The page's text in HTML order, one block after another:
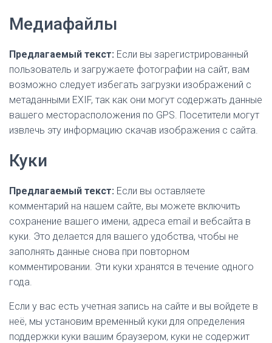
Медиафайлы
Предлагаемый текст: Если вы зарегистрированный
пользователь и загружаете фотографии на сайт, вам
возможно следует избегать загрузки изображений с
метаданными EXIF, так как они могут содержать данные
вашего месторасположения по GPS. Посетители могут
извлечь эту информацию скачав изображения с сайта.
Куки
Предлагаемый текст: Если вы оставляете
комментарий на нашем сайте, вы можете включить
сохранение вашего имени, адреса email и вебсайта в
куки. Это делается для вашего удобства, чтобы не
заполнять данные снова при повторном
комментировании. Эти куки хранятся в течение одного
года.
Если у вас есть учетная запись на сайте и вы войдете в
неё, мы установим временный куки для определения
поддержки куки вашим браузером, куки не содержит